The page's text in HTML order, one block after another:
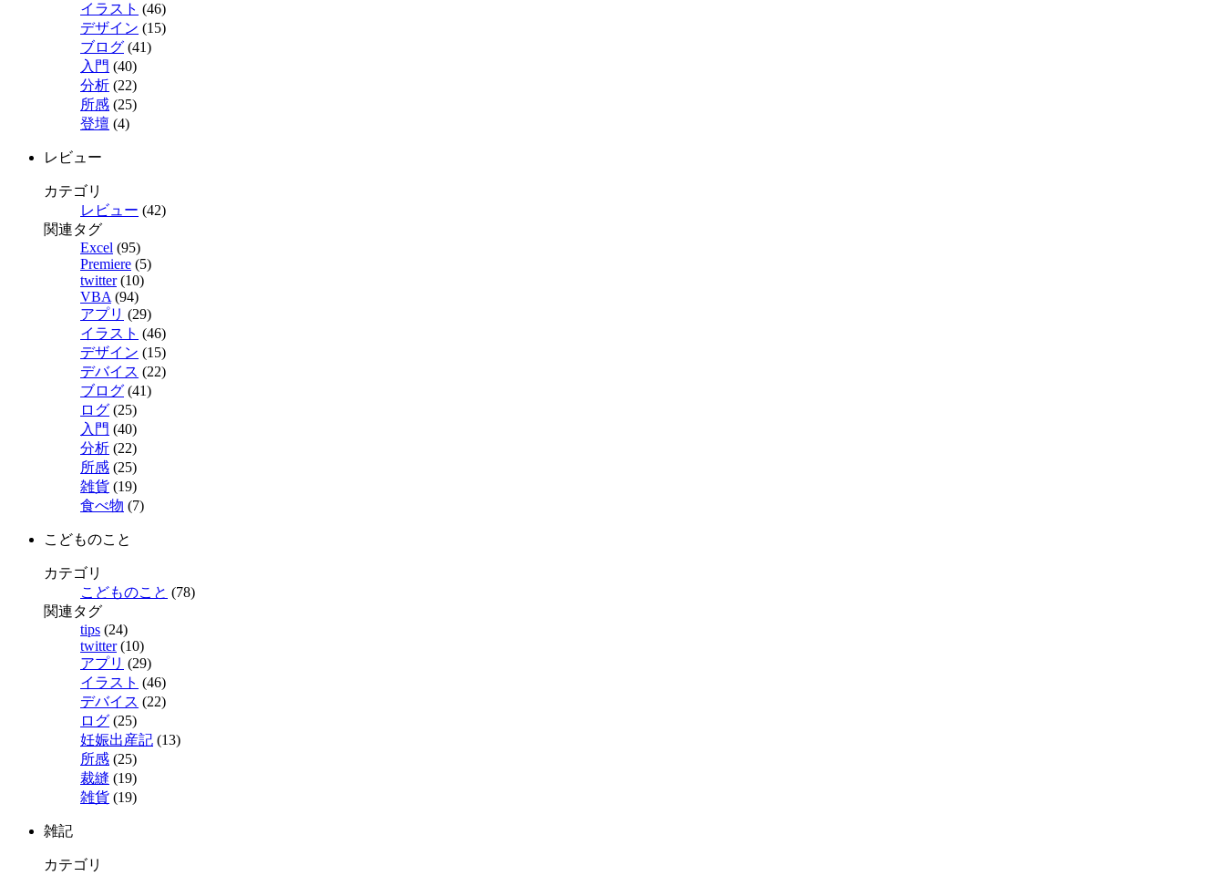
イラスト (46)
デザイン (15)
ブログ (41)
入門 (40)
分析 (22)
所感 (25)
登壇 (4)
レビュー
カテゴリ
レビュー (42)
関連タグ
Excel (95)
Premiere (5)
twitter(10)
VBA (94)
アプリ (29)
イラスト (46)
デザイン (15)
デバイス (22)
ブログ (41)
ログ (25)
入門 (40)
分析 (22)
所感 (25)
雑貨 (19)
食べ物 (7)
こどものこと
カテゴリ
こどものこと (78)
関連タグ
tips (24)
twitter(10)
アプリ (29)
イラスト (46)
デバイス (22)
ログ (25)
妊娠出産記 (13)
所感 (25)
裁縫 (19)
雑貨 (19)
雑記
カテゴリ